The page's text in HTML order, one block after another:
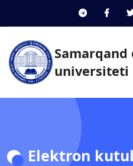
universiteti
Elektron